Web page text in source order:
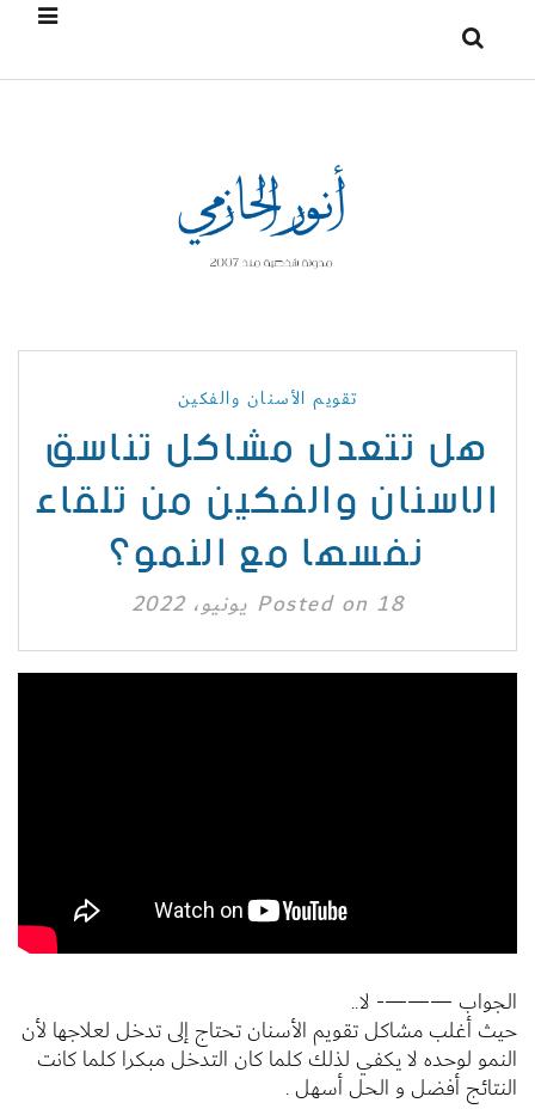
تقويم الأسنان والفكين
هل تتعدل مشاكل تناسق
الاسنان والفكين من تلقاء
نفسها مع النمو؟
Posted on 18 يونيو، 2022
الجواب ———- لا..
حيث أغلب مشاكل تقويم الأسنان تحتاج إلى تدخل لعلاجها لأن
النمو لوحده لا يكفي لذلك كلما كان التدخل مبكرا كلما كانت
النتائج أفضل و الحل أسهل .